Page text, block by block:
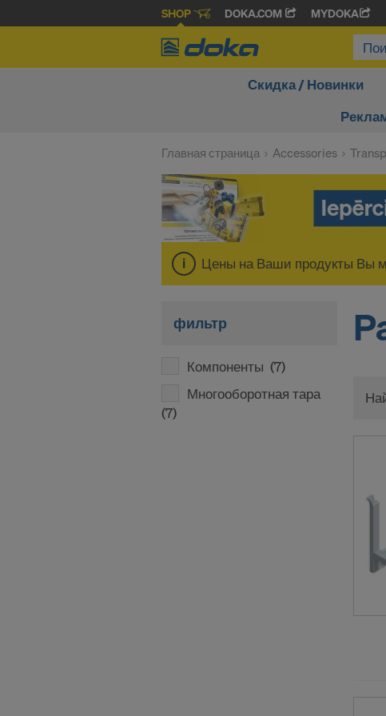
SHOP DOKA.COM MYDOKA
Скидка / Новинки
Главная страница Accessories
Цены на Ваши продукты Вы
фильтр
Компоненты (7)
Многооборотная тара
(7)